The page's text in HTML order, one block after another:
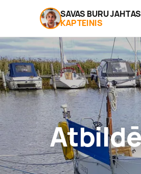
SAVAS BURU JAHTAS
KAPTEINIS